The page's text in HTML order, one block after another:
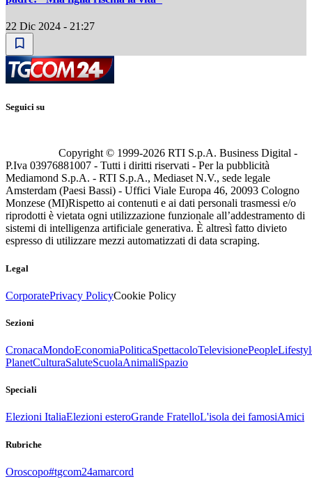
22 Dic 2024 - 21:27
Seguici su
Copyright © 1999-2026 RTI S.p.A. Business Digital -
P.Iva 03976881007 - Tutti i diritti riservati - Per la pubblicità
Mediamond S.p.A. - RTI S.p.A., Mediaset N.V., sede legale
Amsterdam (Paesi Bassi) - Uffici Viale Europa 46, 20093 Cologno
Monzese (MI)Rispetto ai contenuti e ai dati personali trasmessi e/o
riprodotti è vietata ogni utilizzazione funzionale all’addestramento di
sistemi di intelligenza artificiale generativa. È altresì fatto divieto
espresso di utilizzare mezzi automatizzati di data scraping.
Legal
CorporatePrivacy PolicyCookie Policy
Sezioni
CronacaMondoEconomiaPoliticaSpettacoloTelevisionePeople
PlanetCulturaSaluteScuolaAnimaliSpazio
Speciali
Elezioni ItaliaElezioni esteroGrande FratelloL'isola dei famosiAmici
Rubriche
Oroscopo#tgcom24amarcord